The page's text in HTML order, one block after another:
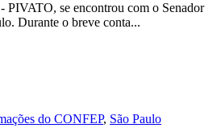
PIVATO, se encontrou com o Senador
Durante o breve conta...
do CONFEP, São Paulo